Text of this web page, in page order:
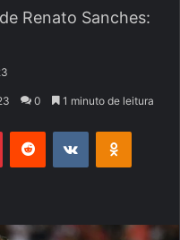
Renato Sanches:
0 1 minuto de leitura
PinterestReddit VK OK